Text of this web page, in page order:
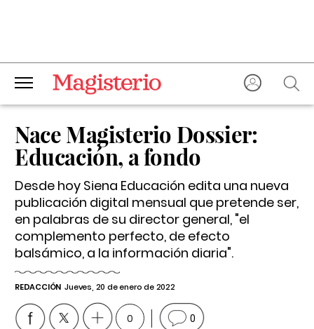
Nace Magisterio Dossier:
Educación, a fondo
Desde hoy Siena Educación edita una nueva
publicación digital mensual que pretende ser,
en palabras de su director general, "el
complemento perfecto, de efecto
balsámico, a la información diaria".
REDACCIÓN Jueves, 20 de enero de 2022
0 0